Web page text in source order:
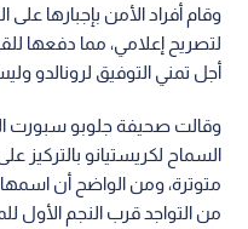
وقام أفراد الأمن بإجبارها
لتصريح إعلامي، مما دفعها
أجل تمني التوفيق لرونالدو
وقالت صحيفة جلوبو سبورت
السماح لكريستيانو بالتركيز
متوترة، ومن الواضح أن
من التواجد قرب النجم الأول